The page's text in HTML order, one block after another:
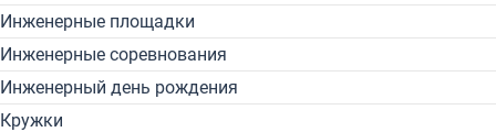
Инженерные площадки
Инженерные соревнования
Инженерный день рождения
Кружки